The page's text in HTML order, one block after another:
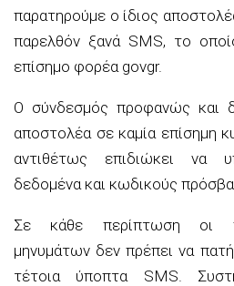
παρατηρούμε ο ίδιος
παρελθόν ξανά SMS, το
επίσημο φορέα govgr.
Ο σύνδεσμός προφανώς και
αποστολέα σε καμία επίσημη
αντιθέτως επιδιώκει να
δεδομένα και κωδικούς
Σε κάθε περίπτωση οι
μηνυμάτων δεν πρέπει να
τέτοια ύποπτα SMS.